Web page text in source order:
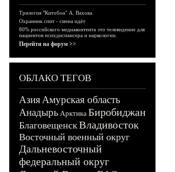
Трилогия "Китобои" А. Вахова.
Охранник спит - смена идёт
80% российского медиаконтента это телевидение для
пациентов психдиспансера и наркологии.
Перейти на форум >>
ОБЛАКО ТЕГОВ
АзияАмурская область
Анадырь Арктика Биробиджан
БлаговещенскВладивосток
Восточный военный округ
Дальневосточный
федеральный округ